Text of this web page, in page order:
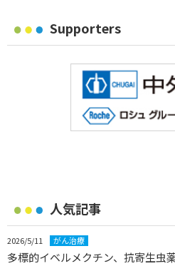
Supporters
人気記事
2026/5/11 がん治療
多標的イベルメクチン、抗寄生虫